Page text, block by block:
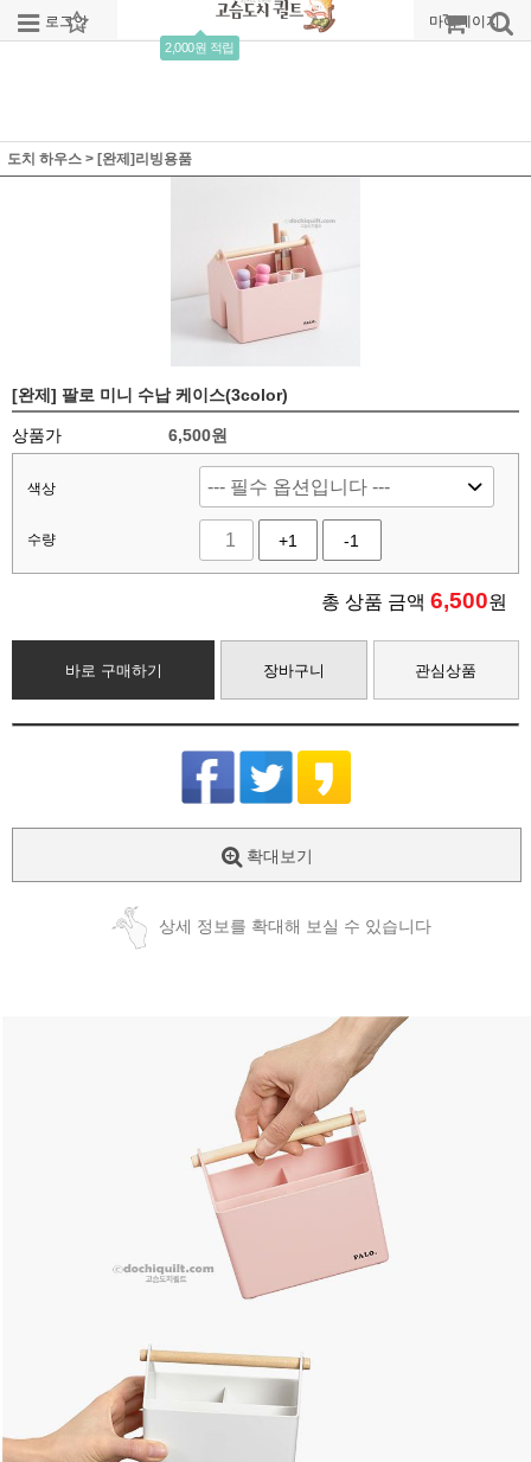
로그인 회원가입
2,000원 적립
주문조회 마이페이지
도치 하우스 > [완제]리빙용품
[완제] 팔로 미니 수납 케이스(3color)
상품가 6,500원
색상
수량 +1 -1
총 상품 금액 6,500원
바로 구매하기 장바구니 관심상품
확대보기
상세 정보를 확대해 보실 수 있습니다